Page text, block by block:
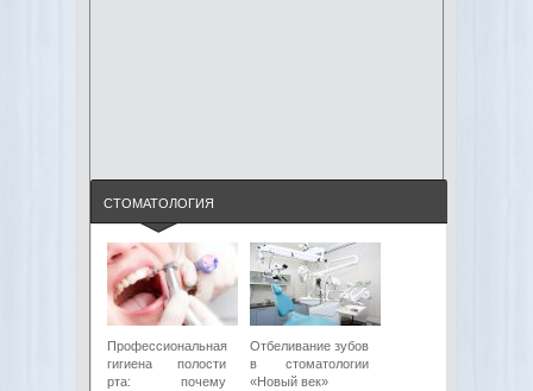
СТОМАТОЛОГИЯ
Профессиональная
гигиена полости
рта: почему
Отбеливание зубов
в стоматологии
«Новый век»